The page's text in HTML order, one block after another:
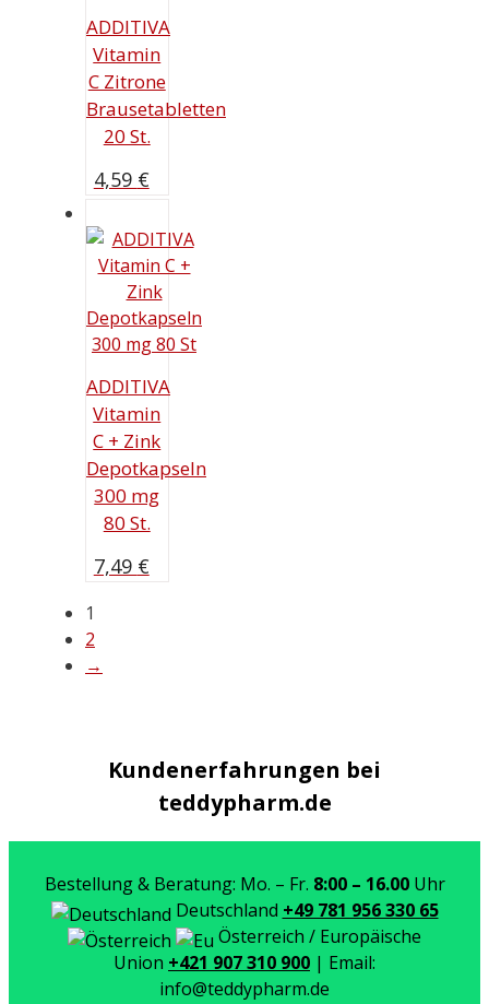
ADDITIVA
Vitamin
C Zitrone
Brausetabletten
20 St.
4,59 €
ADDITIVA
Vitamin
C + Zink
Depotkapseln
300 mg
80 St.
7,49 €
1
2
→
Kundenerfahrungen bei
teddypharm.de
Bestellung & Beratung: Mo. – Fr. 8:00 – 16.00Uhr
Deutschland +49 781 956 330 65
Österreich / Europäische
Union +421 907 310 900 | Email:
info@teddypharm.de